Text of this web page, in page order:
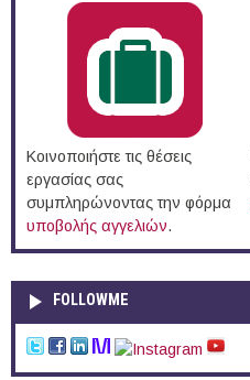
Κοινοποιήστε τις θέσεις
εργασίας σας
συμπληρώνοντας την φόρμα
υποβολής αγγελιών.
FOLLOWME